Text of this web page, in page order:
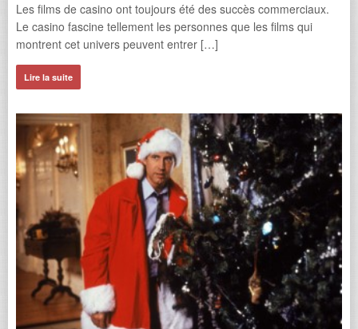
Les films de casino ont toujours été des succès commerciaux.
Le casino fascine tellement les personnes que les films qui
montrent cet univers peuvent entrer […]
Lire la suite